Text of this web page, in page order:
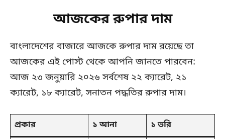
আজকের রুপার দাম
বাংলাদেশের বাজারে আজকে রুপার দাম রয়েছে তা
আজকের এই পোস্ট থেকে আপনি জানতে পারবেন:
আজ ২৩ জনুয়ারি ২০২৬ সর্বশেষ ২২ ক্যারেট, ২১
ক্যারেট, ১৮ ক্যারেট, সনাতন পদ্ধতির রুপার দাম।
প্রকার ১ আনা ১ ভরি